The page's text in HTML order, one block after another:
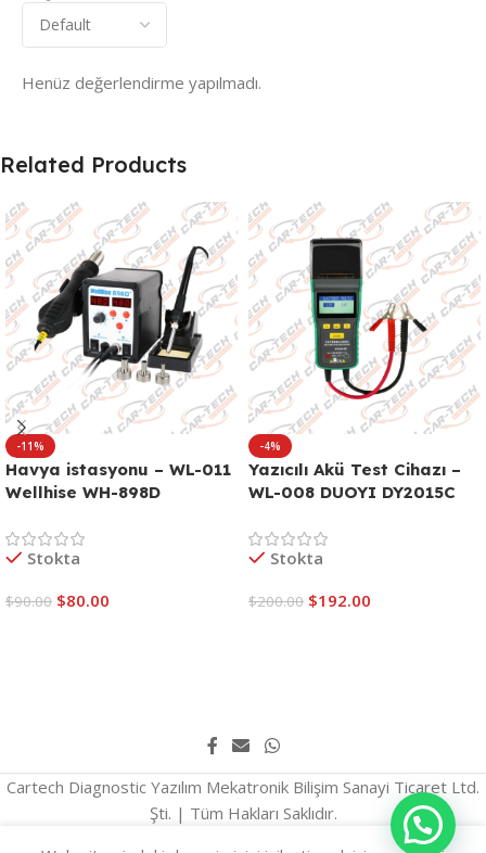
Henüz değerlendirme yapılmadı.
Related Products
-11%
Havya istasyonu – WL-011
Wellhise WH-898D
Stokta
$90.00 $80.00
-4%
Yazıcılı Akü Test Cihazı –
WL-008 DUOYI DY2015C
Stokta
$200.00 $192.00
Cartech Diagnostic Yazılım Mekatronik Bilişim Sanayi Ticaret Ltd.
Şti. | Tüm Hakları Saklıdır.